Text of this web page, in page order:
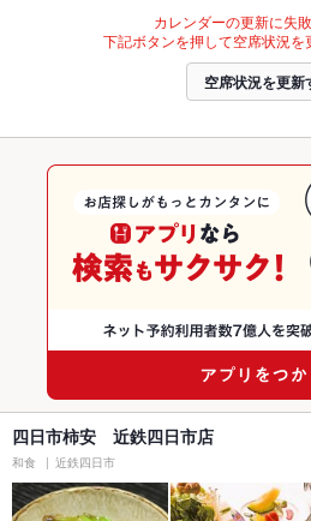
カレンダーの更新に失敗
下記ボタンを押して空席状況を
空席状況を更新
四日市柿安 近鉄四日市店
和食 近鉄四日市